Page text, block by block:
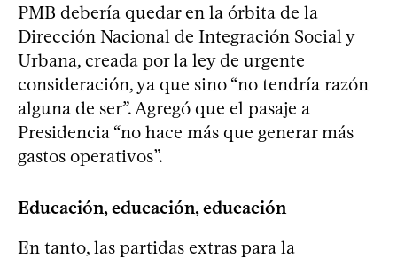
PMB debería quedar en la órbita de la
Dirección Nacional de Integración Social y
Urbana, creada por la ley de urgente
consideración, ya que sino “no tendría razón
alguna de ser”. Agregó que el pasaje a
Presidencia “no hace más que generar más
gastos operativos”.
Educación, educación, educación
En tanto, las partidas extras para la